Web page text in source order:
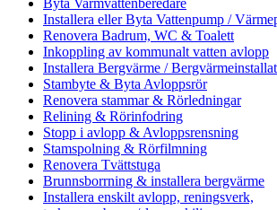
Byta Varmvattenberedare
Installera eller Byta Vattenpump /
Renovera Badrum, WC & Toalett
Inkoppling av kommunalt vatten avlopp
Installera Bergvärme /
Stambyte & Byta Avloppsrör
Renovera stammar & Rörledningar
Relining & Rörinfodring
Stopp i avlopp & Avloppsrensning
Stamspolning & Rörfilmning
Renovera Tvättstuga
Brunnsborrning & installera bergvärme
Installera enskilt avlopp, reningsverk,